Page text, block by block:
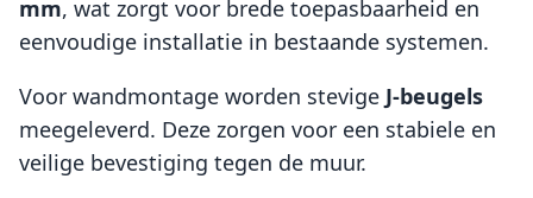
mm, wat zorgt voor brede toepasbaarheid en
eenvoudige installatie in bestaande systemen.
Voor wandmontage worden stevige J-beugels
meegeleverd. Deze zorgen voor een stabiele en
veilige bevestiging tegen de muur.